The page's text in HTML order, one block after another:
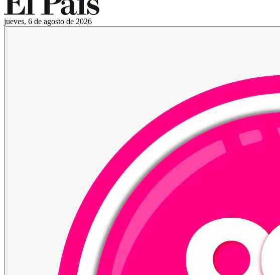
jueves, 6 de agosto de 2026